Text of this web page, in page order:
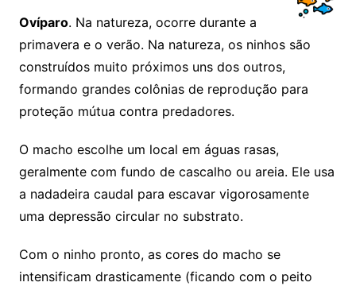
Ovíparo. Na natureza, ocorre durante a
primavera e o verão. Na natureza, os ninhos são
construídos muito próximos uns dos outros,
formando grandes colônias de reprodução para
proteção mútua contra predadores.
O macho escolhe um local em águas rasas,
geralmente com fundo de cascalho ou areia. Ele usa
a nadadeira caudal para escavar vigorosamente
uma depressão circular no substrato.
Com o ninho pronto, as cores do macho se
intensificam drasticamente (ficando com o peito